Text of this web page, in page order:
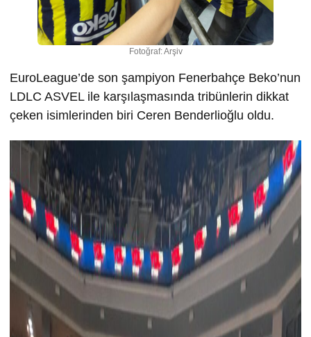
Fotoğraf: Arşiv
EuroLeague’de son şampiyon Fenerbahçe Beko’nun
LDLC ASVEL ile karşılaşmasında tribünlerin dikkat
çeken isimlerinden biri Ceren Benderlioğlu oldu.